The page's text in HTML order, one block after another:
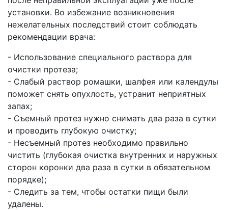
установки. Во избежание возникновения
нежелательных последствий стоит соблюдать
рекомендации врача:
- Использование специального раствора для
очистки протеза;
- Слабый раствор ромашки, шалфея или календулы
поможет снять опухлость, устранит неприятных
запах;
- Съемный протез нужно снимать два раза в сутки
и проводить глубокую очистку;
- Несъемный протез необходимо правильно
чистить (глубокая очистка внутренних и наружных
сторон коронки два раза в сутки в обязательном
порядке);
- Следить за тем, чтобы остатки пищи были
удалены.